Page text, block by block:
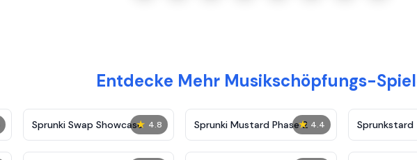
Entdecke Mehr Musikschöpfungs-
★ 4.8
Sprunki Swap Showcase ★ 4.4
Sprunki Mustard Phase 2 Sprunkstard